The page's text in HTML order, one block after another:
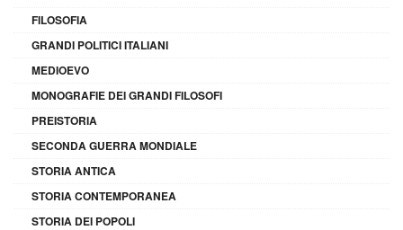
FILOSOFIA
GRANDI POLITICI ITALIANI
MEDIOEVO
MONOGRAFIE DEI GRANDI FILOSOFI
PREISTORIA
SECONDA GUERRA MONDIALE
STORIA ANTICA
STORIA CONTEMPORANEA
STORIA DEI POPOLI